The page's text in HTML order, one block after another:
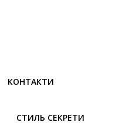
КОНТАКТИ
СТИЛЬ СЕКРЕТИ